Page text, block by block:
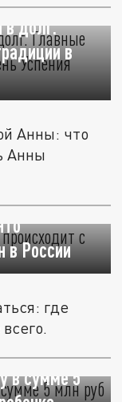
в долг.
в
Анны: что
Анны
в России
где
в сумме 5